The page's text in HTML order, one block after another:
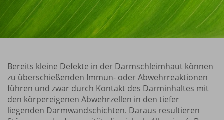
Bereits kleine Defekte in der Darmschleimhaut können
zu überschießenden Immun- oder Abwehrreaktionen
führen und zwar durch Kontakt des Darminhaltes mit
den körpereigenen Abwehrzellen in den tiefer
liegenden Darmwandschichten. Daraus resultieren